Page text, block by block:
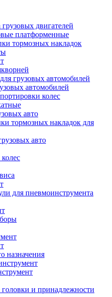
двигателей
платформенные
тормозных накладок
грузовых автомобилей
автомобилей
колес
авто
тормозных накладок для
авто
для пневмоинструмента
назначения
и принадлежности